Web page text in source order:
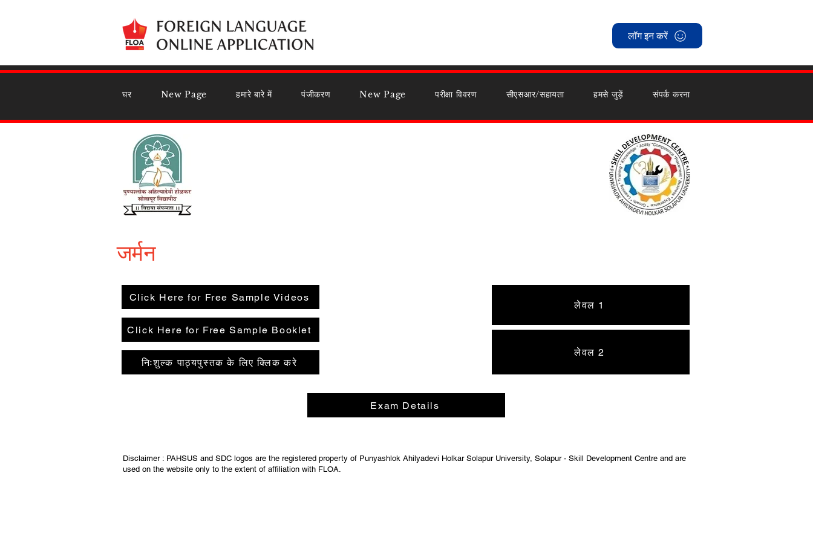
लॉग इन करें
घर New Page हमारे बारे में पंजीकरण New Page परीक्षा विवरण सीएसआर/सहायता हमसे जुड़ें संपर्क करना
जर्मन
Click Here for Free Sample Videos
Click Here for Free Sample Booklet
निःशुल्क पाठ्यपुस्तक के लिए क्लिक करे
लेवल 1
लेवल 2
Exam Details
Disclaimer : PAHSUS and SDC logos are the registered property of Punyashlok Ahilyadevi Holkar Solapur University, Solapur - Skill Development Centre and are
used on the website only to the extent of affiliation with FLOA.